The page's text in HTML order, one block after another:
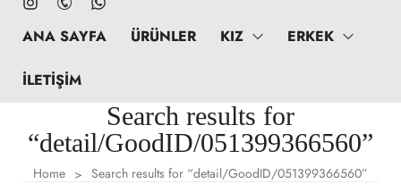
ANA SAYFA ÜRÜNLER KIZ ERKEK
İLETIŞIM
Search results for
“detail/GoodID/051399366560”
Home > Search results for “detail/GoodID/051399366560”